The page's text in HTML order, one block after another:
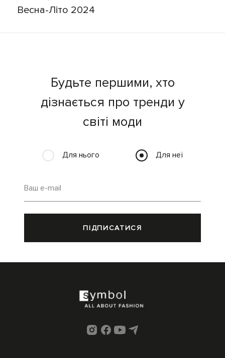
Весна-Літо 2024
Будьте першими, хто
дізнається про тренди у
світі моди
Для нього Для неї
Ваш e-mail
ПІДПИСАТИСЯ